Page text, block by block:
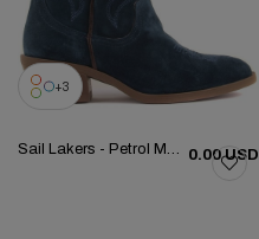
3
Sail Lakers - Petrol Mavisi Süet Nakışlı Kadın Çizme 105-5079-010173 0.00 USD